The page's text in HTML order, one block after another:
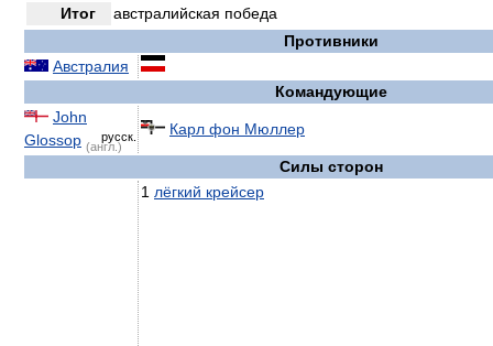
Итог
австралийская победа
Противники
Австралия
Командующие
John
Glossop (англ.)
русск. Карл фон Мюллер
Силы сторон
1 лёгкий крейсер